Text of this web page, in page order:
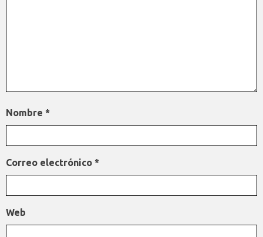
Nombre *
Correo electrónico *
Web